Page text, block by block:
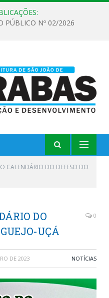
PÚBLICO Nº 02/2026
CALENDÁRIO DO DEFESO DO
DO
UÇÁ
0
DE 2023 NOTÍCIAS